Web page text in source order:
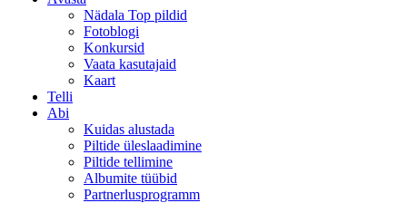
Nädala Top pildid
Fotoblogi
Konkursid
Vaata kasutajaid
Kaart
Telli
Abi
Kuidas alustada
Piltide üleslaadimine
Piltide tellimine
Albumite tüübid
Partnerlusprogramm